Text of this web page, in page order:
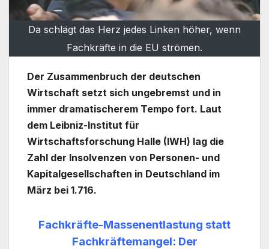
Da schlägt das Herz jedes Linken höher, wenn
Fachkräfte in die EU strömen.
Der Zusammenbruch der deutschen
Wirtschaft setzt sich ungebremst und in
immer dramatischerem Tempo fort. Laut
dem Leibniz-Institut für
Wirtschaftsforschung Halle (IWH) lag die
Zahl der Insolvenzen von Personen- und
Kapitalgesellschaften in Deutschland im
März bei 1.716.
Fachkräfte-Massenentlastung statt
Fachkräftemangel: Der